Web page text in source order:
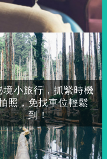
境小旅行，抓緊時機
照，免找車位輕鬆
到！